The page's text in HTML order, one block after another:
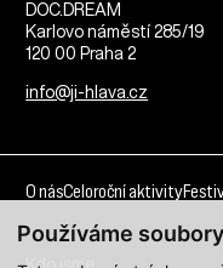
Používáme
DOC.DREAM​
Karlovo náměstí 285/19
120 00 Praha 2
info@ji-hlava.cz
O násCeloroční aktivity